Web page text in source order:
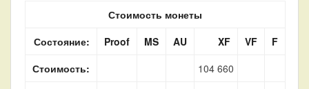
Стоимость монеты
Состояние:
Proof MS AU XF VF
F
Стоимость:
104 660